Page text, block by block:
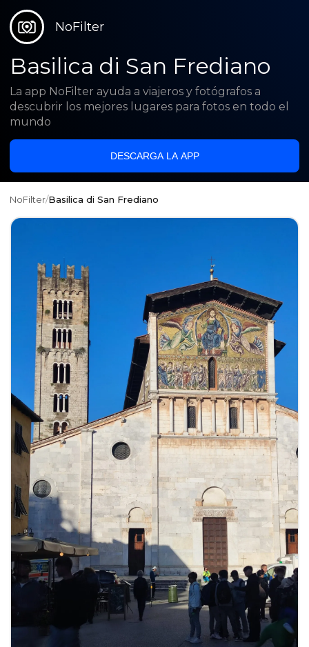
NoFilter
Basilica di San Frediano
La app NoFilter ayuda a viajeros y fotógrafos a
descubrir los mejores lugares para fotos en todo el
mundo
DESCARGA LA APP
NoFilter/Basilica di San Frediano